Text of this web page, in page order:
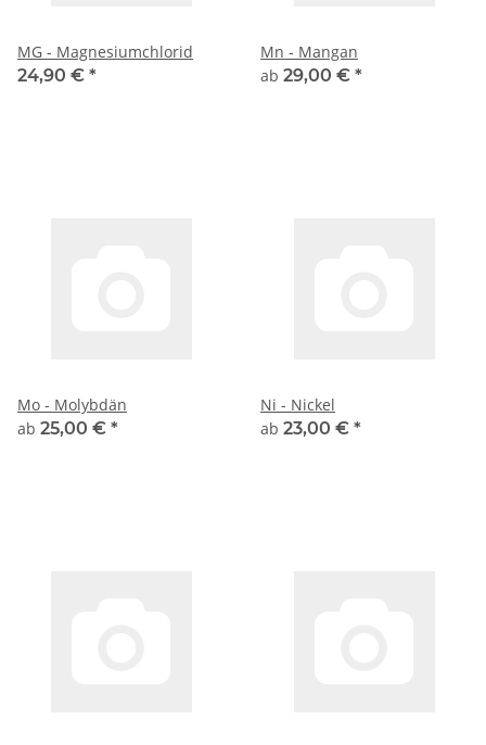
MG - Magnesiumchlorid
24,90 € *
Mn - Mangan
ab 29,00 € *
Mo - Molybdän
ab 25,00 € *
Ni - Nickel
ab 23,00 € *